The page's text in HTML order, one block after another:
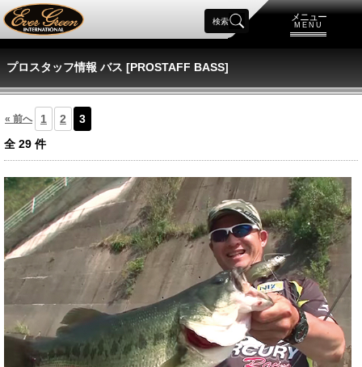
メニュー
MENU
検索
プロスタッフ情報 バス [PROSTAFF BASS]
« 前へ 1 2
3
全 29 件